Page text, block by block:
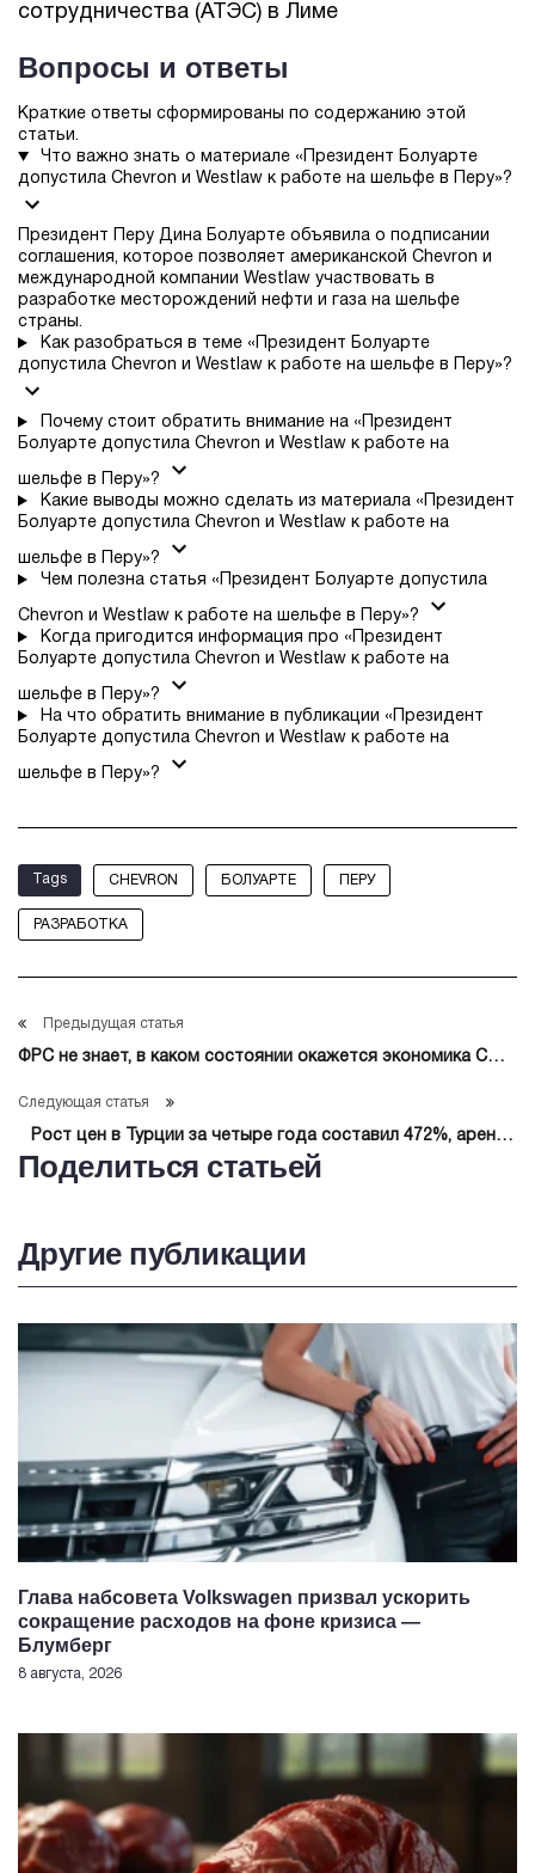
сотрудничества (АТЭС) в Лиме
Вопросы и ответы
Краткие ответы сформированы по содержанию этой
статьи.
Что важно знать о материале «Президент Болуарте
допустила Chevron и Westlaw к работе на шельфе в Перу»?
Президент Перу Дина Болуарте объявила о подписании
соглашения, которое позволяет американской Chevron и
международной компании Westlaw участвовать в
разработке месторождений нефти и газа на шельфе
страны.
Как разобраться в теме «Президент Болуарте
допустила Chevron и Westlaw к работе на шельфе в Перу»?
Почему стоит обратить внимание на «Президент
Болуарте допустила Chevron и Westlaw к работе на
шельфе в Перу»?
Какие выводы можно сделать из материала «Президент
Болуарте допустила Chevron и Westlaw к работе на
шельфе в Перу»?
Чем полезна статья «Президент Болуарте допустила
Chevron и Westlaw к работе на шельфе в Перу»?
Когда пригодится информация про «Президент
Болуарте допустила Chevron и Westlaw к работе на
шельфе в Перу»?
На что обратить внимание в публикации «Президент
Болуарте допустила Chevron и Westlaw к работе на
шельфе в Перу»?
Tags CHEVRON БОЛУАРТЕ ПЕРУ
РАЗРАБОТКА
Предыдущая статья
ФРС не знает, в каком состоянии окажется экономика США
Следующая статья
Рост цен в Турции за четыре года составил 472%, аренда
жилья подорожала на 836% — Ekonomim
Поделиться статьей
Другие публикации
Глава набсовета Volkswagen призвал ускорить
сокращение расходов на фоне кризиса —
Блумберг
8 августа, 2026